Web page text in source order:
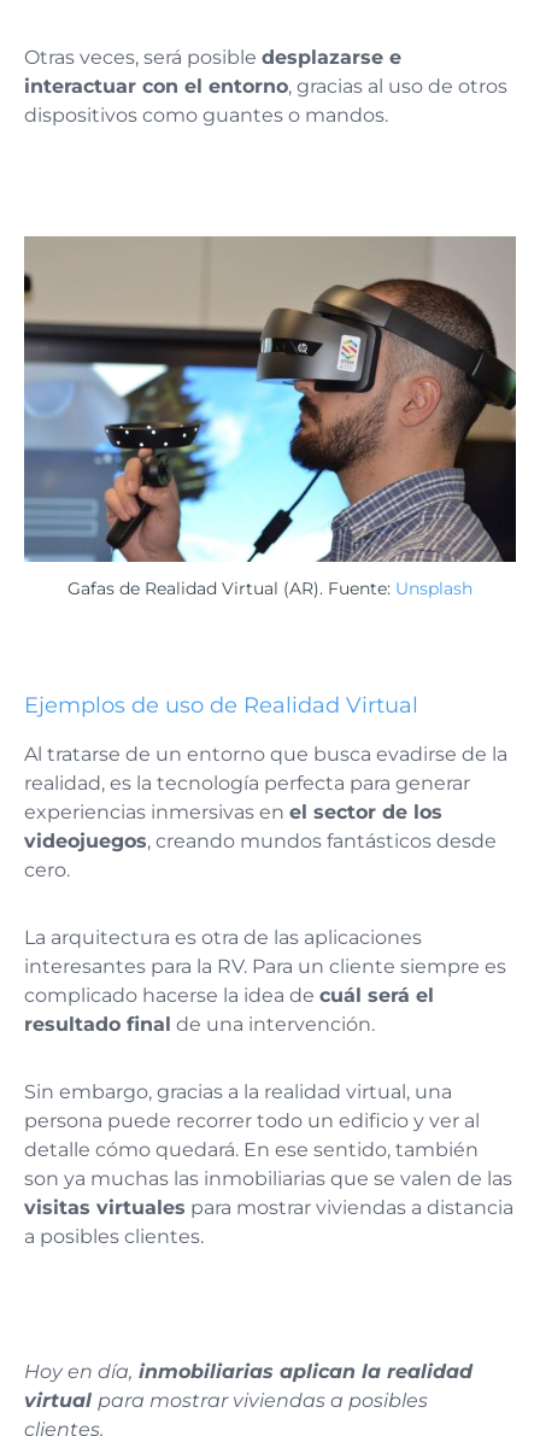
Otras veces, será posible desplazarse e
interactuar con el entorno, gracias al uso de otros
dispositivos como guantes o mandos.
Gafas de Realidad Virtual (AR). Fuente: Unsplash
Ejemplos de uso de Realidad Virtual
Al tratarse de un entorno que busca evadirse de la
realidad, es la tecnología perfecta para generar
experiencias inmersivas en el sector de los
videojuegos, creando mundos fantásticos desde
cero.
La arquitectura es otra de las aplicaciones
interesantes para la RV. Para un cliente siempre es
complicado hacerse la idea de cuál será el
resultado final de una intervención.
Sin embargo, gracias a la realidad virtual, una
persona puede recorrer todo un edificio y ver al
detalle cómo quedará. En ese sentido, también
son ya muchas las inmobiliarias que se valen de las
visitas virtuales para mostrar viviendas a distancia
a posibles clientes.
Hoy en día, inmobiliarias aplican la realidad
virtual para mostrar viviendas a posibles
clientes.